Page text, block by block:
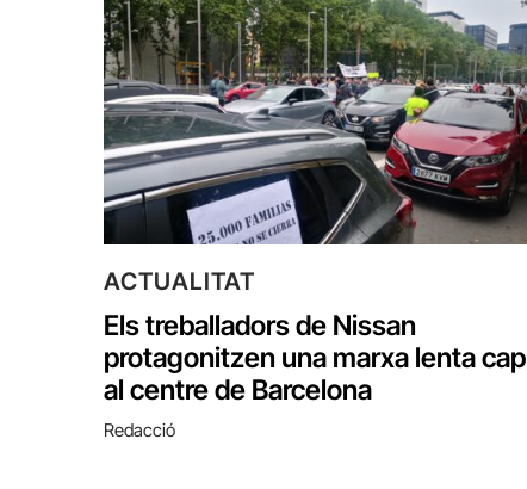
ACTUALITAT
Els treballadors de Nissan
protagonitzen una marxa lenta cap
al centre de Barcelona
Redacció